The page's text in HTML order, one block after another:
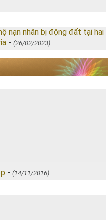
nạn nhân bị động đất tại hai
- (26/02/2023)
- (14/11/2016)